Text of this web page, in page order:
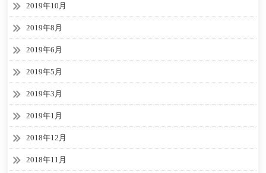
2019年10月
2019年8月
2019年6月
2019年5月
2019年3月
2019年1月
2018年12月
2018年11月